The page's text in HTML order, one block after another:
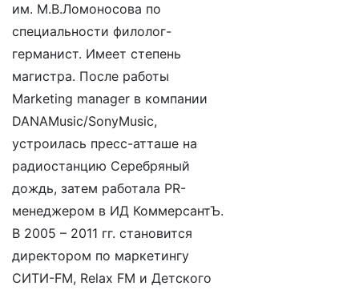
им. М.В.Ломоносова по
специальности филолог-
германист. Имеет степень
магистра. После работы
Marketing manager в компании
DANAMusic/SonyMusic,
устроилась пресс-атташе на
радиостанцию Серебряный
дождь, затем работала PR-
менеджером в ИД КоммерсантЪ.
В 2005 – 2011 гг. становится
директором по маркетингу
СИТИ-FM, Relax FM и Детского